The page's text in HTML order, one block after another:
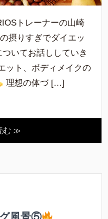
トレーナーの山崎
摂りすぎでダイエッ
いてお話ししていき
ット、ボディメイクの
理想の体づ […]
む ≫